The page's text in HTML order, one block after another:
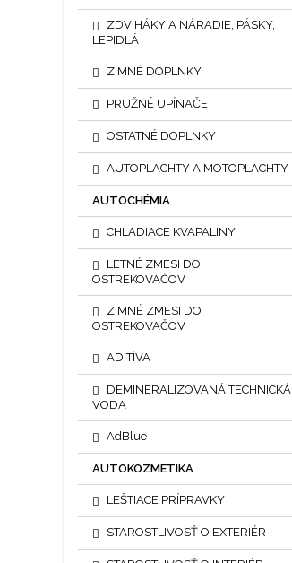
ZDVIHÁKY A NÁRADIE, PÁSKY,
LEPIDLÁ
ZIMNÉ DOPLNKY
PRUŽNÉ UPÍNAČE
OSTATNÉ DOPLNKY
AUTOPLACHTY A MOTOPLACHTY
AUTOCHÉMIA
CHLADIACE KVAPALINY
LETNÉ ZMESI DO
OSTREKOVAČOV
ZIMNÉ ZMESI DO
OSTREKOVAČOV
ADITÍVA
DEMINERALIZOVANÁ TECHNICKÁ
VODA
AdBlue
AUTOKOZMETIKA
LEŠTIACE PRÍPRAVKY
STAROSTLIVOSŤ O EXTERIÉR